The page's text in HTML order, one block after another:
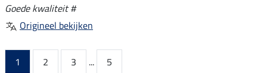
Goede kwaliteit #
Origineel bekijken
1 2 3 ...
5